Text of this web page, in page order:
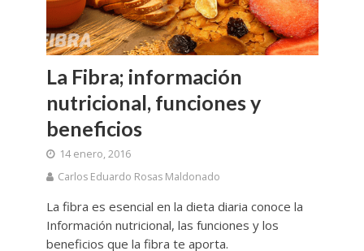
La Fibra; información
nutricional, funciones y
beneficios
14 enero, 2016
Carlos Eduardo Rosas Maldonado
La fibra es esencial en la dieta diaria conoce la
Información nutricional, las funciones y los
beneficios que la fibra te aporta.